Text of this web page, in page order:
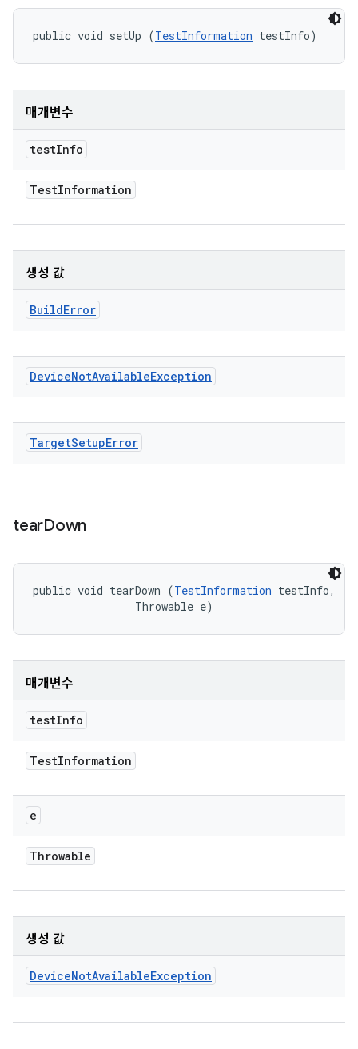
public void setUp (TestInformation testInfo)
매개변수
testInfo
TestInformation
생성 값
BuildError
DeviceNotAvailableException
TargetSetupError
tearDown
public void tearDown (TestInformation testInfo,
                Throwable e)
매개변수
testInfo
TestInformation
e
Throwable
생성 값
DeviceNotAvailableException